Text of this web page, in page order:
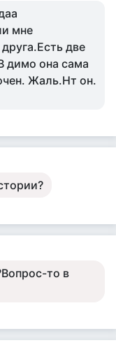
мне
две
димо она сама
Жаль.Нт он.
то в